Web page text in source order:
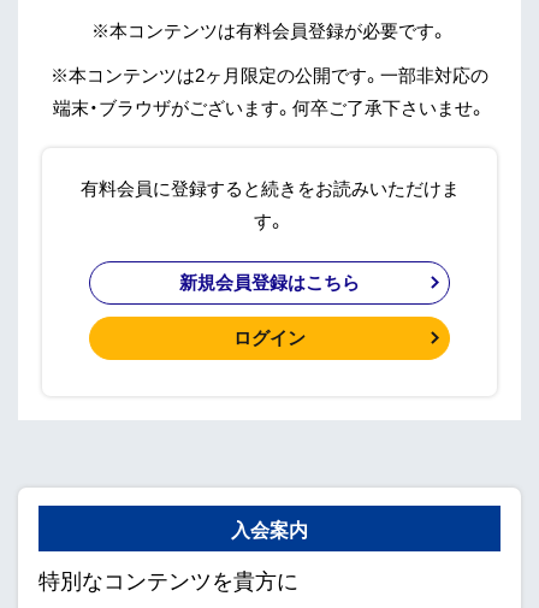
※本コンテンツは有料会員登録が必要です。
※本コンテンツは2ヶ月限定の公開です。一部非対応の
端末・ブラウザがございます。何卒ご了承下さいませ。
有料会員に登録すると続きをお読みいただけま
す。
新規会員登録はこちら
ログイン
入会案内
特別なコンテンツを貴方に